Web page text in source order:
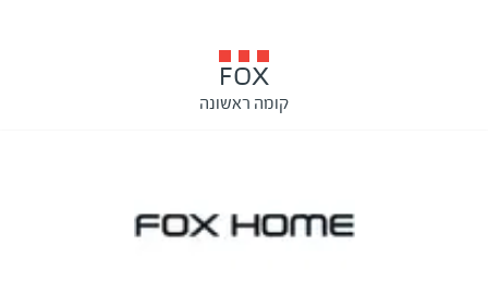
FOX
קומה ראשונה